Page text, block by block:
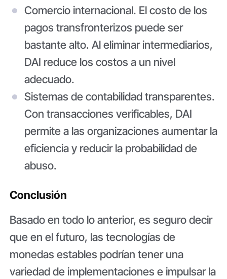
Comercio internacional. El costo de los
pagos transfronterizos puede ser
bastante alto. Al eliminar intermediarios,
DAI reduce los costos a un nivel
adecuado.
Sistemas de contabilidad transparentes.
Con transacciones verificables, DAI
permite a las organizaciones aumentar la
eficiencia y reducir la probabilidad de
abuso.
Conclusión
Basado en todo lo anterior, es seguro decir
que en el futuro, las tecnologías de
monedas estables podrían tener una
variedad de implementaciones e impulsar la